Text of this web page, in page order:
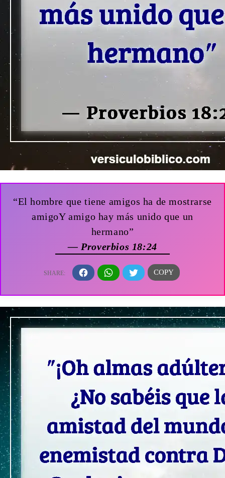
“El hombre que tiene amigos ha de mostrarse
amigoY amigo hay más unido que un
hermano”
— Proverbios 18:24